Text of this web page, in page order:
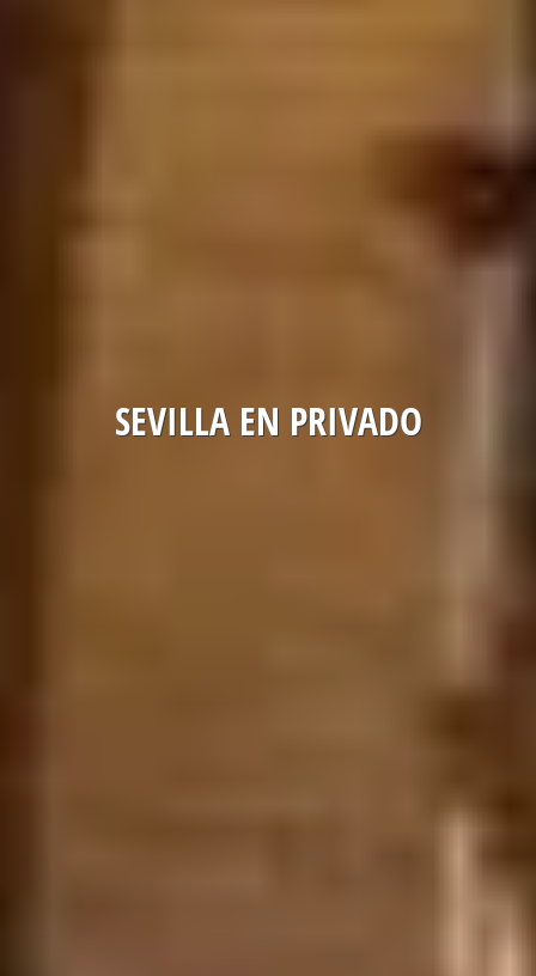
SEVILLA EN PRIVADO